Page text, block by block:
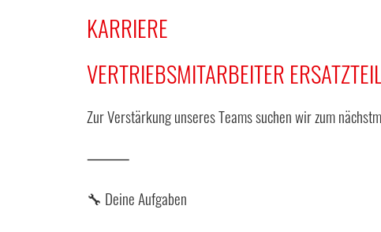
KARRIERE
VERTRIEBSMITARBEITER
Zur Verstärkung unseres Teams suchen wir zum
⸻
🔧 Deine Aufgaben